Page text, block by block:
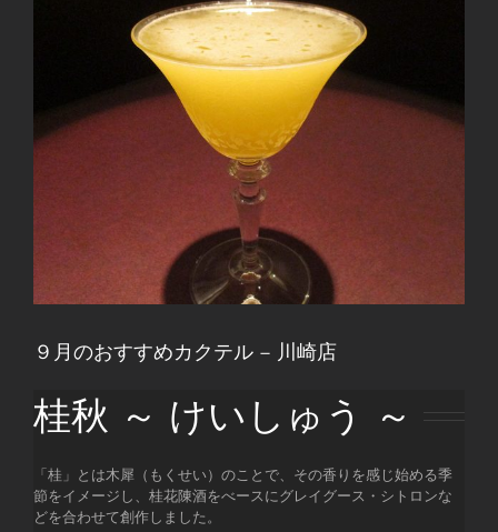
９月のおすすめカクテル – 川崎店
桂秋 ～ けいしゅう ～
「桂」とは木犀（もくせい）のことで、その香りを感じ始める季
節をイメージし、桂花陳酒をべースにグレイグース・シトロンな
どを合わせて創作しました。